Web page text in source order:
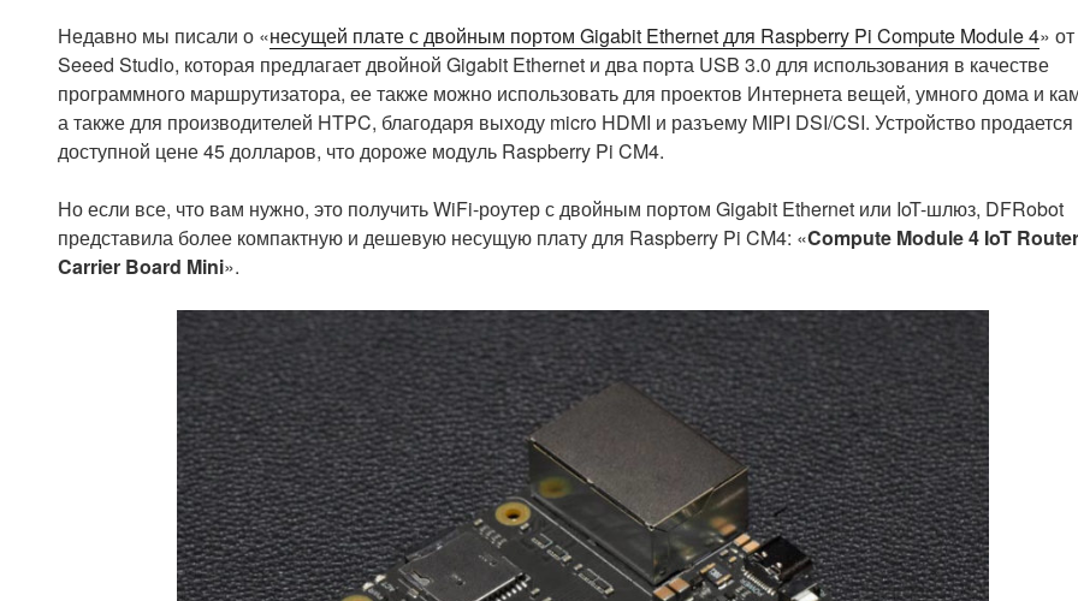
Недавно мы писали о «несущей плате с двойным портом Gigabit Ethernet для Raspberry Pi Compute Module 4» от
Seeed Studio, которая предлагает двойной Gigabit Ethernet и два порта USB 3.0 для использования в качестве
программного маршрутизатора, ее также можно использовать для проектов Интернета вещей, умного дома и
а также для производителей HTPC, благодаря выходу micro HDMI и разъему MIPI DSI/CSI. Устройство
доступной цене 45 долларов, что дороже модуль Raspberry Pi CM4.
Но если все, что вам нужно, это получить WiFi-роутер с двойным портом Gigabit Ethernet или IoT-шлюз, DFRobot
представила более компактную и дешевую несущую плату для Raspberry Pi CM4: «Compute Module 4 IoT Router
Carrier Board Mini».